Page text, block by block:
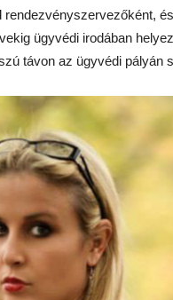
ügyvédi irodában
távon az ügyvédi pályán